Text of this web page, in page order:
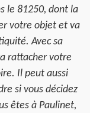
le 81250, dont la
votre objet et va
Avec sa
rattacher votre
Il peut aussi
si vous décidez
êtes à Paulinet,